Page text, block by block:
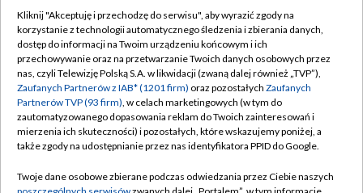
TVP
Abonament TVP
Emisja w TVP
Centrum informacji TVP
Naziemna Telewizja Cyfrowa
Rada Programowa
Regulamin TVP
Polityka prywatności
Moje zgody
Pomoc
Kliknij "Akceptuję i przechodzę do serwisu", aby wyrazić zgody na
korzystanie z technologii automatycznego śledzenia i zbierania danych,
dostęp do informacji na Twoim urządzeniu końcowym i ich
przechowywanie oraz na przetwarzanie Twoich danych osobowych przez
nas, czyli Telewizję Polską S.A. w likwidacji (zwaną dalej również „TVP”),
Zaufanych Partnerów z IAB* (1201 firm) oraz pozostałych Zaufanych
Partnerów TVP (93 firm), w celach marketingowych (w tym do
zautomatyzowanego dopasowania reklam do Twoich zainteresowań i
mierzenia ich skuteczności) i pozostałych, które wskazujemy poniżej, a
także zgody na udostępnianie przez nas identyfikatora PPID do Google.
Twoje dane osobowe zbierane podczas odwiedzania przez Ciebie naszych